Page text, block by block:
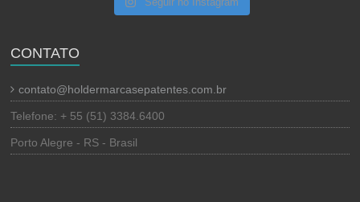
CONTATO
contato@holdermarcasepatentes.com.br
Telefone: + 55 (51) 3384.6400
Porto Alegre - RS - Brasil